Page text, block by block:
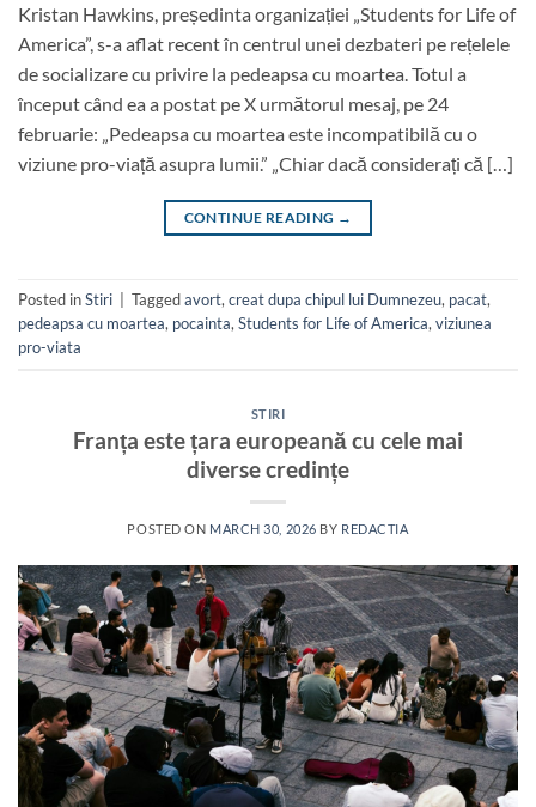
Kristan Hawkins, președinta organizației „Students for Life of
America”, s-a aflat recent în centrul unei dezbateri pe rețelele
de socializare cu privire la pedeapsa cu moartea. Totul a
început când ea a postat pe X următorul mesaj, pe 24
februarie: „Pedeapsa cu moartea este incompatibilă cu o
viziune pro-viață asupra lumii.” „Chiar dacă considerați că […]
CONTINUE READING →
Posted inStiri Taggedavort, creat dupa chipul lui Dumnezeu, pacat,
pedeapsa cu moartea, pocainta, Students for Life of America, viziunea
pro-viata
STIRI
Franța este țara europeană cu cele mai
diverse credințe
POSTED ON MARCH 30, 2026 BY REDACTIA